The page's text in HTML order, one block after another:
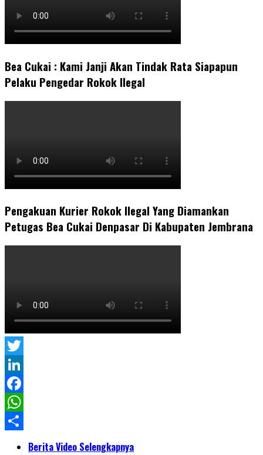
Bea Cukai : Kami Janji Akan Tindak Rata Siapapun
Pelaku Pengedar Rokok Ilegal
Pengakuan Kurier Rokok Ilegal Yang Diamankan
Petugas Bea Cukai Denpasar Di Kabupaten Jembrana
Twitter
LinkedIn
Facebook
WhatsApp
ShareBerita Video Selengkapnya